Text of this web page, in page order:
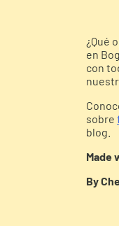
¿Qué
en
con
sobre
blog.
Made
By